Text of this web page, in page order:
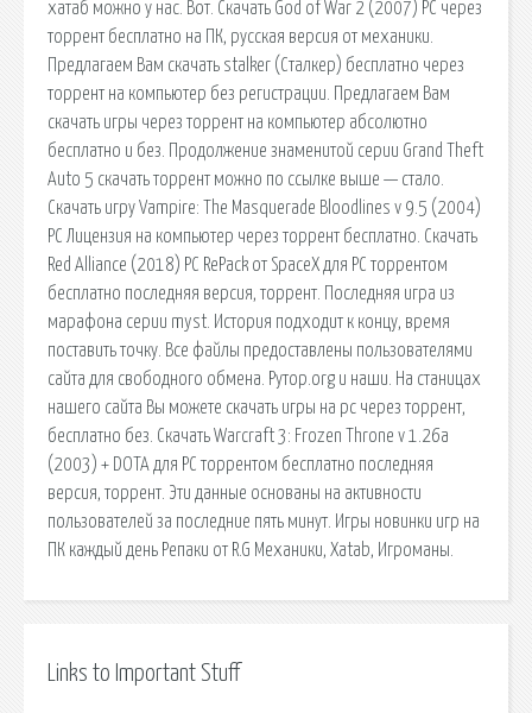
хатаб можно у нас. Вот. Скачать God of War 2 (2007) PC через
торрент бесплатно на ПК, русская версия от механики.
Предлагаем Вам скачать stalker (Сталкер) бесплатно через
торрент на компьютер без регистрации. Предлагаем Вам
скачать игры через торрент на компьютер абсолютно
бесплатно и без. Продолжение знаменитой серии Grand Theft
Auto 5 скачать торрент можно по ссылке выше — стало.
Скачать игру Vampire: The Masquerade Bloodlines v 9.5 (2004)
PC Лицензия на компьютер через торрент бесплатно. Скачать
Red Alliance (2018) PC RePack от SpaceX для PC торрентом
бесплатно последняя версия, торрент. Последняя игра из
марафона серии myst. История подходит к концу, время
поставить точку. Все файлы предоставлены пользователями
сайта для свободного обмена. Рутор.org и наши. На станицах
нашего сайта Вы можете скачать игры на pc через торрент,
бесплатно без. Скачать Warcraft 3: Frozen Throne v 1.26a
(2003) + DOTA для PC торрентом бесплатно последняя
версия, торрент. Эти данные основаны на активности
пользователей за последние пять минут. Игры новинки игр на
ПК каждый день Репаки от R.G Механики, Xatab, Игроманы.
Links to Important Stuff